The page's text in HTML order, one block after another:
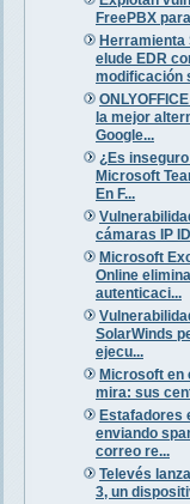
FreePBX
Herramienta
elude EDR
modificación
la mejor
Google...
¿Es
Microsoft
En F...
cámaras IP
Microsoft
Online
autenticaci...
SolarWinds
ejecu...
Microsoft en
mira: sus
Estafadores
enviando
correo re...
Televés
3, un